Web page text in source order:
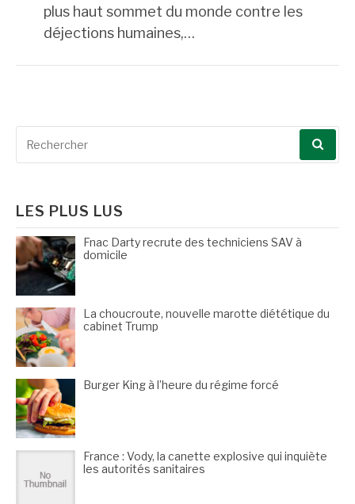
plus haut sommet du monde contre les
déjections humaines,…
LES PLUS LUS
Fnac Darty recrute des techniciens SAV à
domicile
La choucroute, nouvelle marotte diététique du
cabinet Trump
Burger King à l’heure du régime forcé
France : Vody, la canette explosive qui inquiète
les autorités sanitaires